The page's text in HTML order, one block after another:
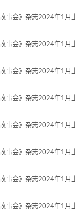
会》杂志2024年1月上
会》杂志2024年1月上
会》杂志2024年1月上
会》杂志2024年1月上
会》杂志2024年1月上
会》杂志2024年1月上
会》杂志2024年1月上
会》杂志2024年1月上